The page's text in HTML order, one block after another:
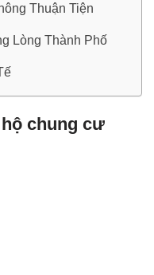
Thuận Tiện
Lòng Thành Phố
chung cư